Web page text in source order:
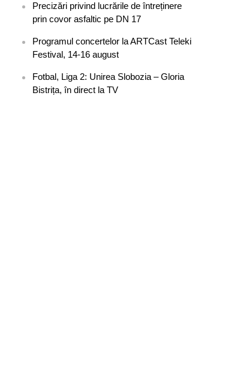
Precizări privind lucrările de întreținere
prin covor asfaltic pe DN 17
Programul concertelor la ARTCast Teleki
Festival, 14-16 august
Fotbal, Liga 2: Unirea Slobozia – Gloria
Bistrița, în direct la TV